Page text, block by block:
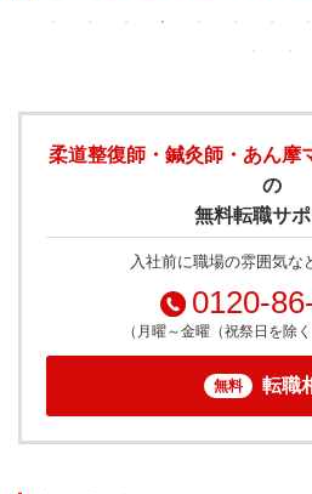
柔道整復師・鍼灸師・あん摩
の
無料転職サポ
入社前に職場の雰囲気な
0120-
（月曜～金曜（祝祭日を除
無料 転職